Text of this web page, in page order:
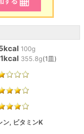
100g
355.8g(1皿)
ン, ビタミンK